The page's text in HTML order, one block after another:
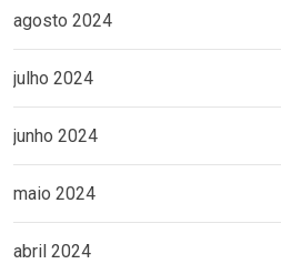
agosto 2024
julho 2024
junho 2024
maio 2024
abril 2024